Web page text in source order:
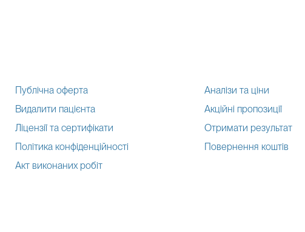
Публічна оферта
Видалити пацієнта
Ліцензії та сертифікати
Політика конфіденційності
Акт виконаних робіт
Аналізи та ціни
Акційні пропозиції
Отримати результат
Повернення коштів